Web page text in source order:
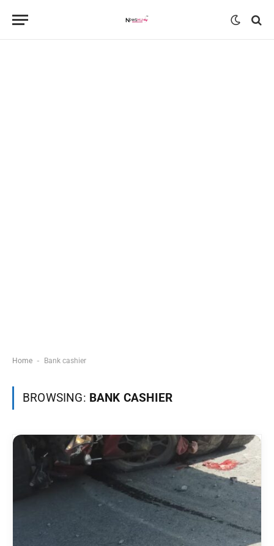
Home - Bank cashier
BROWSING: BANK CASHIER